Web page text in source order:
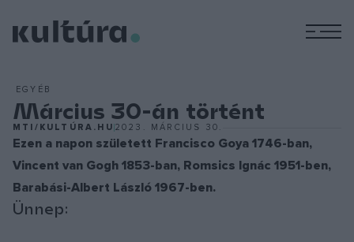
EGYÉB
Március 30-án történt
MTI/KULTÚRA.HU 2023. MÁRCIUS 30.
Ezen a napon született Francisco Goya 1746-ban,
Vincent van Gogh 1853-ban, Romsics Ignác 1951-ben,
Barabási-Albert László 1967-ben.
Ünnep: